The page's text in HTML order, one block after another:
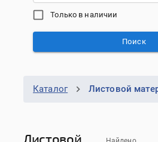
Только в наличии
Поиск
Каталог Листовой
Листовой